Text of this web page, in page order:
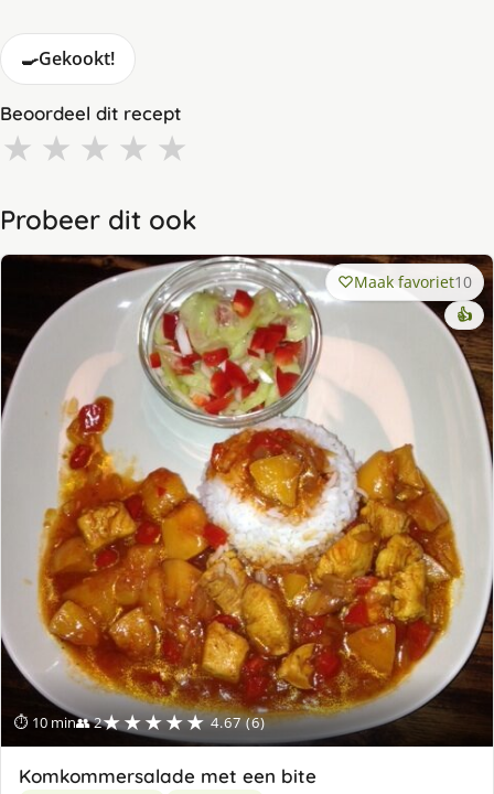
🍳Gekookt!
Beoordeel dit recept
★ ★ ★ ★ ★
Probeer dit ook
⏱ 10 min👥 2★★★★★ 4.67 (6)
Maak favoriet10
👍
Komkommersalade met een bite